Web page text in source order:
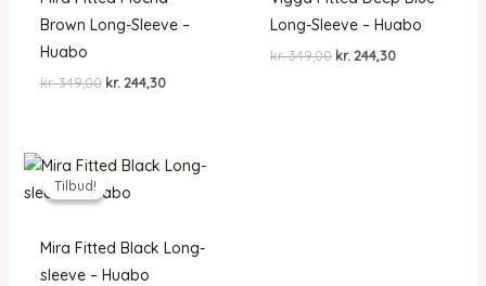
Brown Long-Sleeve –
Huabo
kr.349,00 Den
kr.244,30Den
Long-Sleeve – Huabo
kr.349,00 Den
kr.244,30Den
Tilbud!
Tilbud!
Mira Fitted Black Long-
sleeve – Huabo